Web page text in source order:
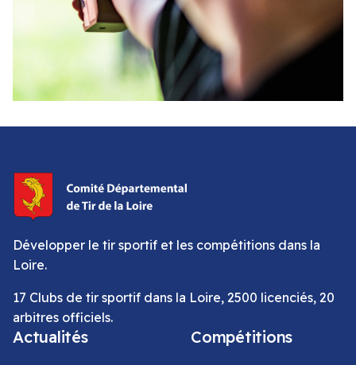
Développer le tir sportif et les compétitions dans la
Loire.
17 Clubs de tir sportif dans la Loire, 2500 licenciés, 20
arbitres officiels.
Actualités Compétitions